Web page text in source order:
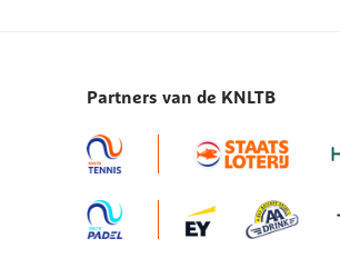
Partners van de KNLTB